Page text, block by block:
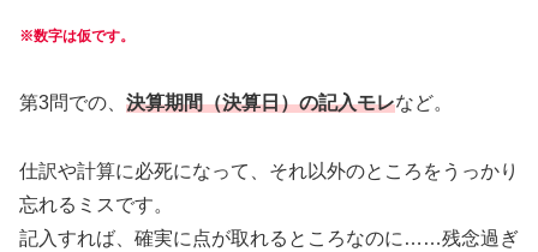
※数字は仮です。
第3問での、 決算期間（決算日）の記入モレなど。
仕訳や計算に必死になって、それ以外のところをうっかり
忘れるミスです。
記入すれば、確実に点が取れるところなのに……残念過ぎ